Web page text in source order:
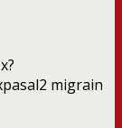
migrain